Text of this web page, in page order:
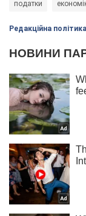
податки
Редакційна політика